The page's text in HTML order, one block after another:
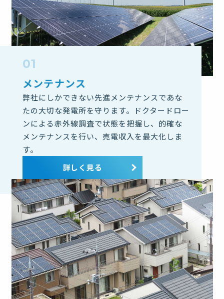
メンテナンス
弊社にしかできない先進メンテナンスであな
たの大切な発電所を守ります。ドクタードロー
ンによる赤外線調査で状態を把握し、的確な
メンテナンスを行い、売電収入を最大化しま
す。
詳しく見る